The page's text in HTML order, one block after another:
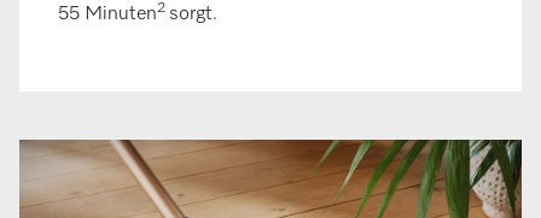
55 Minuten2 sorgt.